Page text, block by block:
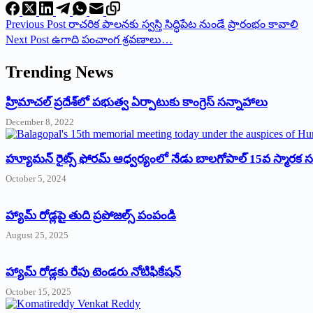
Previous Post రాచరిక పాలనకు స్వస్తి సిద్ధిపేట నుండే ప్రారంభం కావాలి
Next Post ఉగాది పంచాంగ శ్రవణాలు…
Trending News
‌హ్రిమాచల్‌ ‌ప్రదేశ్‌లో పభుత్వ ఏర్పాటుకు కాంగ్రెస్‌ ‌సన్నాహాలు
December 8, 2022
హ్యూమన్‌ రైట్స్‌ ఫోరమ్‌ ఆధ్వర్యంలో నేడు బాలగోపాల్‌ 15వ స్మారక
October 5, 2024
హ్యామ్‌ రోడ్లపై తుది ప్రపోజల్స్‌ పంపండి
August 25, 2025
హ్యామ్‌ రోడ్లకు రేపు టెండరు నోటిఫికేషన్‌
October 15, 2025